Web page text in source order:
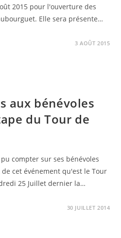
2015 pour l'ouverture des
Elle sera présente…
3 AOÛT 2015
aux bénévoles
du Tour de
compter sur ses bénévoles
cet événement qu'est le Tour
25 Juillet dernier la…
30 JUILLET 2014